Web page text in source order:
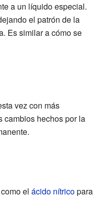
a un líquido especial.
el patrón de la
Es similar a cómo se
vez con más
cambios hechos por la
el ácido nítricopara